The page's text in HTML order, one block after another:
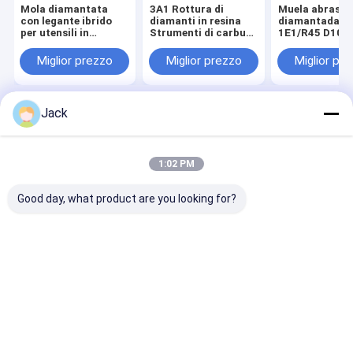
Mola diamantata
con legante ibrido
per utensili in
Miglior prezzo
3A1 Rottura di
diamanti in resina
Strumenti di carburo
150 mmMiglior prezzo
Muela
diamantada
1E1/R45
lavorazione
ghisa
Miglior
Mappa del sito
Politica sulla privacy
ruota di diamante del cbnFabbrica cinese.Copyright © 2026
ZHENGZHOU JINCHUAN ABRASIVES CO., LTD.. All Rights Reserved.
Jack
1:02 PM
Good day, what product are you looking for?